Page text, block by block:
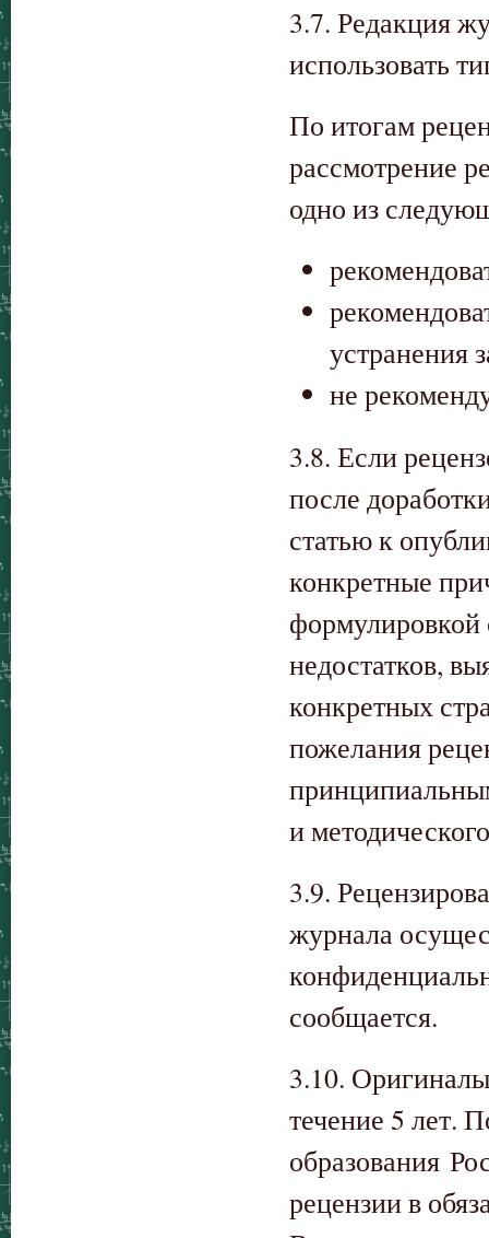
3.7. Редакция
использовать
По итогам
рассмотрение
одно из
устранения
не
3.8. Если
после
статью к
конкретные
формулировкой
недостатков,
конкретных
пожелания
и
3.9.
журнала
сообщается.
3.10.
течение 5 лет.
образования
рецензии в